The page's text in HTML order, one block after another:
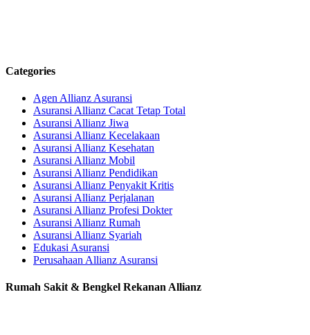
Categories
Agen Allianz Asuransi
Asuransi Allianz Cacat Tetap Total
Asuransi Allianz Jiwa
Asuransi Allianz Kecelakaan
Asuransi Allianz Kesehatan
Asuransi Allianz Mobil
Asuransi Allianz Pendidikan
Asuransi Allianz Penyakit Kritis
Asuransi Allianz Perjalanan
Asuransi Allianz Profesi Dokter
Asuransi Allianz Rumah
Asuransi Allianz Syariah
Edukasi Asuransi
Perusahaan Allianz Asuransi
Rumah Sakit & Bengkel Rekanan Allianz